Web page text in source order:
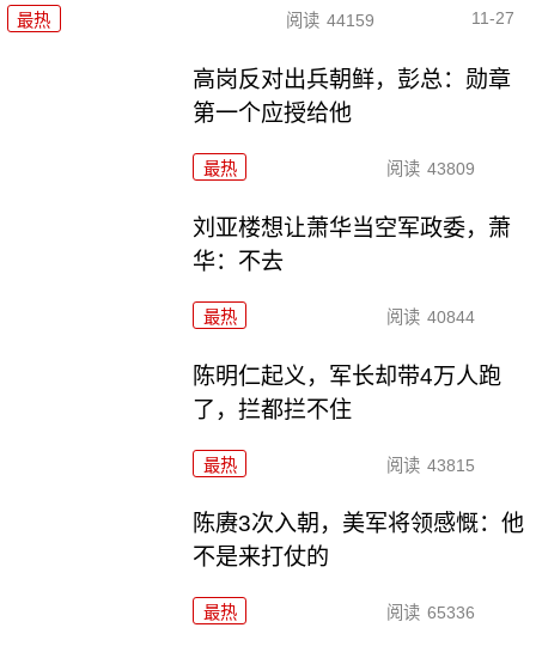
最热 阅读 44159 11-27
高岗反对出兵朝鲜，彭总：勋章
第一个应授给他
最热 阅读 43809
刘亚楼想让萧华当空军政委，萧
华：不去
最热 阅读 40844
陈明仁起义，军长却带4万人跑
了，拦都拦不住
最热 阅读 43815
陈赓3次入朝，美军将领感慨：他
不是来打仗的
最热 阅读 65336